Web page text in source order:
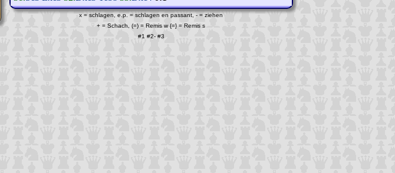
x = schlagen, e.p. = schlagen en passant, - = ziehen
+ = Schach, (=) = Remis w {=} = Remis s
#1 #2-#3